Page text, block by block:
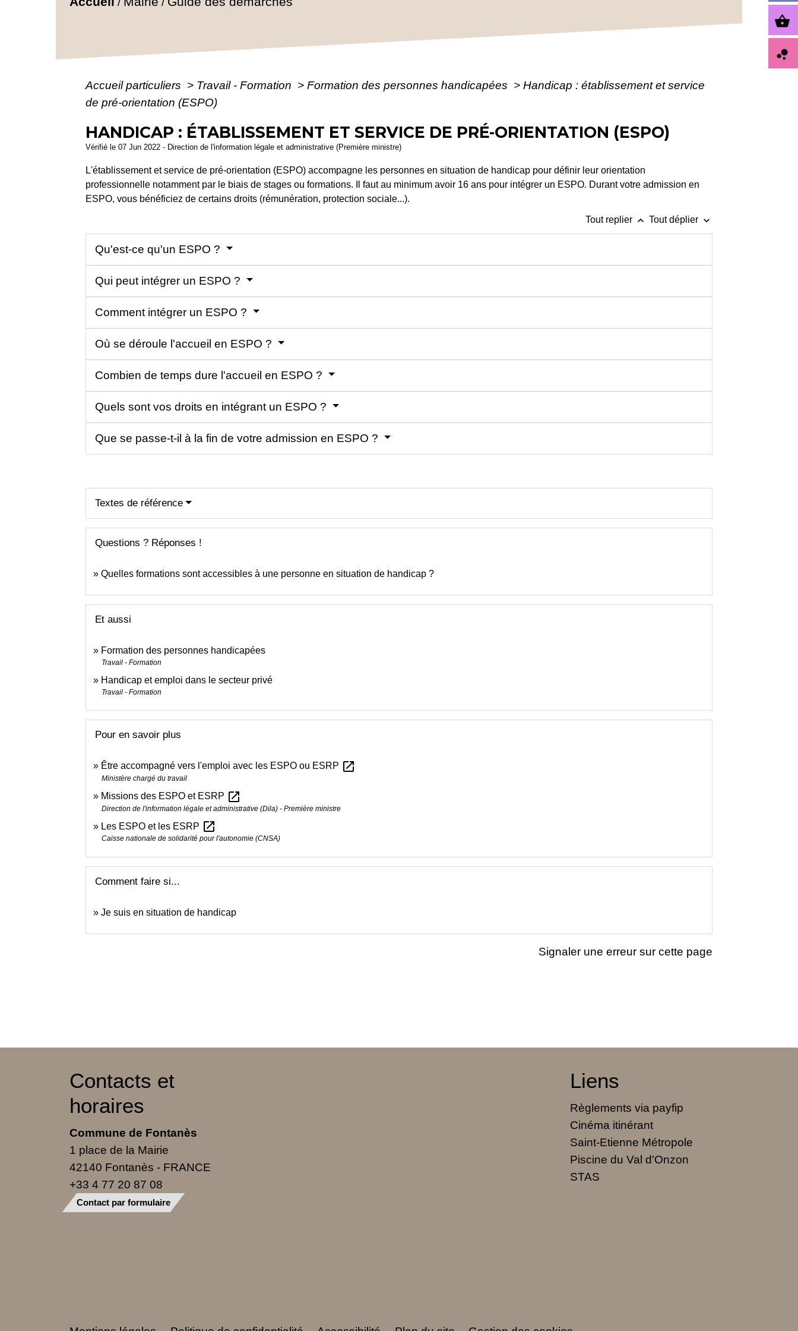
Accueil particuliers > Travail - Formation > Formation des personnes handicapées > Handicap : établissement et service
de pré-orientation (ESPO)
HANDICAP : ÉTABLISSEMENT ET SERVICE DE PRÉ-ORIENTATION (ESPO)
Vérifié le 07 Jun 2022 - Direction de l'information légale et administrative (Première ministre)
L'établissement et service de pré-orientation (ESPO) accompagne les personnes en situation de handicap pour définir leur orientation
professionnelle notamment par le biais de stages ou formations. Il faut au minimum avoir 16 ans pour intégrer un ESPO. Durant votre admission en
ESPO, vous bénéficiez de certains droits (rémunération, protection sociale...).
Tout replier keyboard_arrow_up Tout déplier keyboard_arrow_down
Qu'est-ce qu'un ESPO ?
Qui peut intégrer un ESPO ?
Comment intégrer un ESPO ?
Où se déroule l'accueil en ESPO ?
Combien de temps dure l'accueil en ESPO ?
Quels sont vos droits en intégrant un ESPO ?
Que se passe-t-il à la fin de votre admission en ESPO ?
Textes de référence
Questions ? Réponses !
Quelles formations sont accessibles à une personne en situation de handicap ?
Et aussi
Formation des personnes handicapées
Travail - Formation
Handicap et emploi dans le secteur privé
Travail - Formation
Pour en savoir plus
Être accompagné vers l'emploi avec les ESPO ou ESRP open_in_new
Ministère chargé du travail
Missions des ESPO et ESRP open_in_new
Direction de l'information légale et administrative (Dila) - Première ministre
Les ESPO et les ESRP open_in_new
Caisse nationale de solidarité pour l'autonomie (CNSA)
Comment faire si...
Je suis en situation de handicap
Signaler une erreur sur cette page
shopping_basket
bubble_chart
Contacts et
horaires
Commune de Fontanès
1 place de la Mairie
42140 Fontanès - FRANCE
+33 4 77 20 87 08
Contact par formulaire
Liens
Règlements via payfip
Cinéma itinérant
Saint-Etienne Métropole
Piscine du Val d'Onzon
STAS